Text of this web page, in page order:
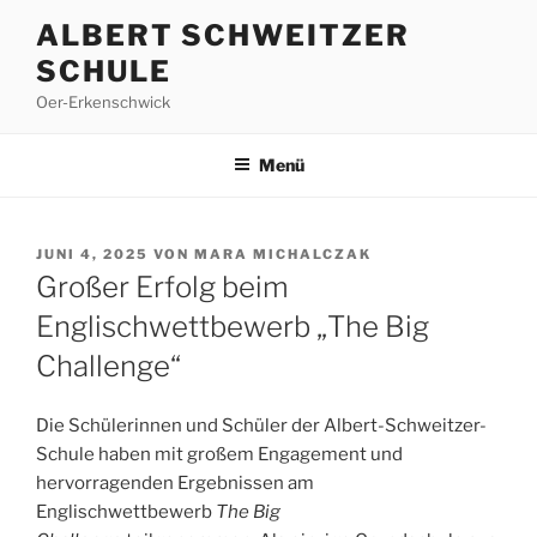
Inhalt
springen
ALBERT SCHWEITZER
SCHULE
Oer-Erkenschwick
Menü
VERÖFFENTLICHT
AM
JUNI 4, 2025 VON MARA MICHALCZAK
Großer Erfolg beim
Englischwettbewerb „The Big
Challenge“
Die Schülerinnen und Schüler der Albert-Schweitzer-
Schule haben mit großem Engagement und
hervorragenden Ergebnissen am
Englischwettbewerb The Big